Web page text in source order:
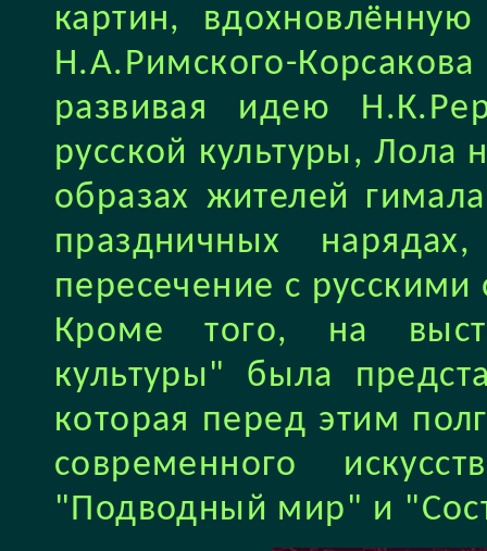
картин,
Н.А.Римского-
развивая идею
русской культуры, Лола
образах жителей
праздничных
пересечение с
Кроме того, на
культуры" была
которая перед этим
современного
"Подводный мир" и